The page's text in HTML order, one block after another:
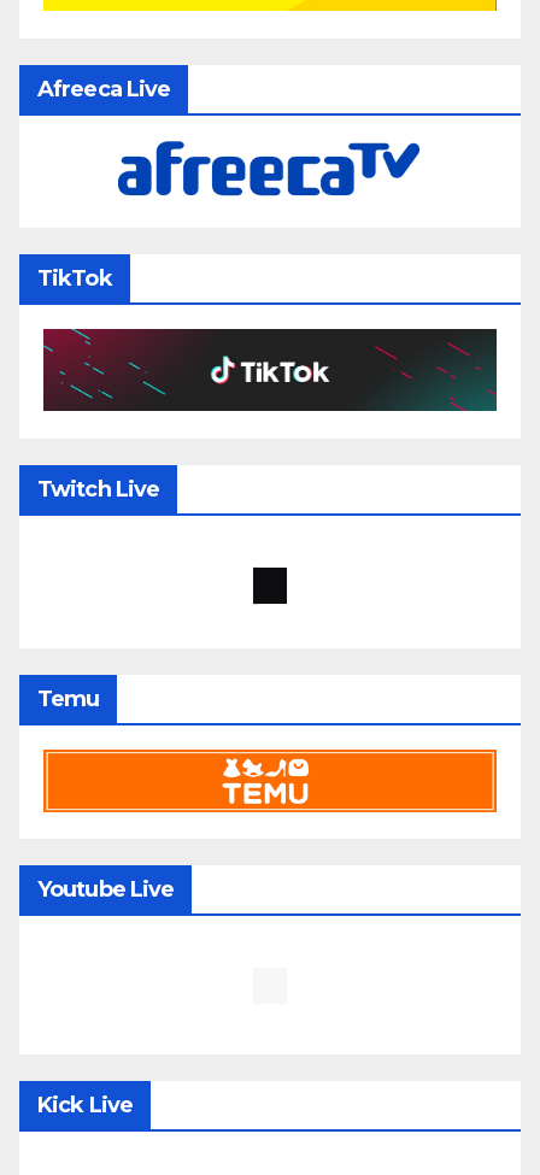
Afreeca Live
TikTok
Twitch Live
Temu
Youtube Live
Kick Live